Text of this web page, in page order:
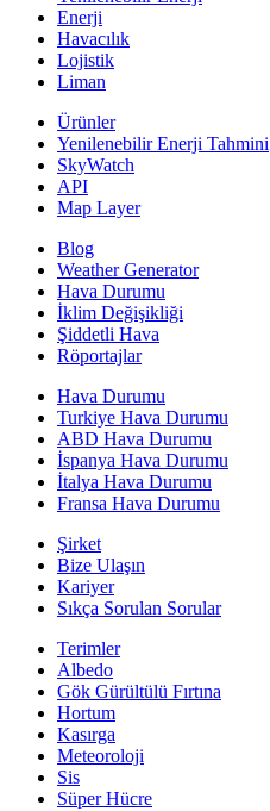
Enerji
Havacılık
Lojistik
Liman
Ürünler
Yenilenebilir Enerji Tahmini
SkyWatch
API
Map Layer
Blog
Weather Generator
Hava Durumu
İklim Değişikliği
Şiddetli Hava
Röportajlar
Hava Durumu
Turkiye Hava Durumu
ABD Hava Durumu
İspanya Hava Durumu
İtalya Hava Durumu
Fransa Hava Durumu
Şirket
Bize Ulaşın
Kariyer
Sıkça Sorulan Sorular
Terimler
Albedo
Gök Gürültülü Fırtına
Hortum
Kasırga
Meteoroloji
Sis
Süper Hücre